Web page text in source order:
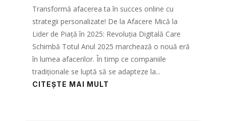
Transformă afacerea ta în succes online cu
strategii personalizate! De la Afacere Mică la
Lider de Piață în 2025: Revoluția Digitală Care
Schimbă Totul Anul 2025 marchează o nouă eră
în lumea afacerilor. În timp ce companiile
tradiționale se luptă să se adapteze la...
CITEȘTE MAI MULT